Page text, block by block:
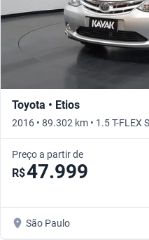
Toyota • Etios
2016 • 89.302 km • 1.5 T-FLEX
Preço a partir de
R$47.999
São Paulo